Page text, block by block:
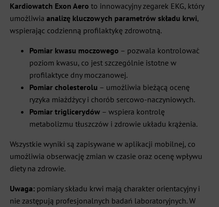
Kardiowatch Exon Aero to innowacyjny zegarek EKG, który
umożliwia analizę kluczowych parametrów składu krwi,
wspierając codzienną profilaktykę zdrowotną.
Pomiar kwasu moczowego – pozwala kontrolować
poziom kwasu, co jest szczególnie istotne w
profilaktyce dny moczanowej.
Pomiar cholesterolu – umożliwia bieżącą ocenę
ryzyka miażdżycy i chorób sercowo-naczyniowych.
Pomiar triglicerydów – wspiera kontrolę
metabolizmu tłuszczów i zdrowie układu krążenia.
Wszystkie wyniki są zapisywane w aplikacji mobilnej, co
umożliwia obserwację zmian w czasie oraz ocenę wpływu
diety na zdrowie.
Uwaga: pomiary składu krwi mają charakter orientacyjny i
nie zastępują profesjonalnych badań laboratoryjnych. W